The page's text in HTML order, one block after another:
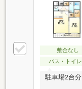
敷金なし
バス・トイレ
駐車場2台